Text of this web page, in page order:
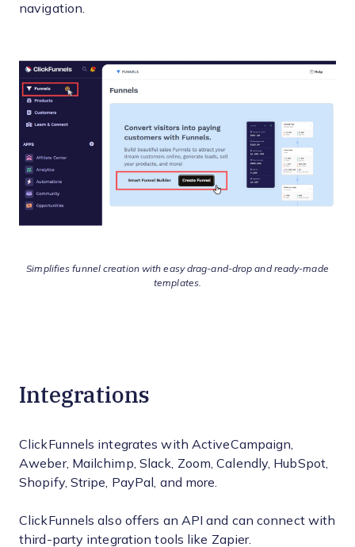
navigation.
Simplifies funnel creation with easy drag-and-drop and ready-made
templates.
Integrations
ClickFunnels integrates with ActiveCampaign,
Aweber, Mailchimp, Slack, Zoom, Calendly, HubSpot,
Shopify, Stripe, PayPal, and more.
ClickFunnels also offers an API and can connect with
third-party integration tools like Zapier.